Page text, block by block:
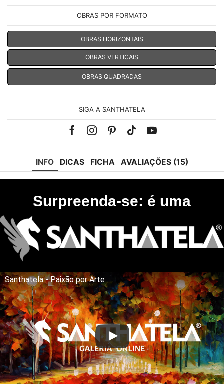
OBRAS POR FORMATO
OBRAS HORIZONTAIS
OBRAS VERTICAIS
OBRAS QUADRADAS
SIGA A SANTHATELA
Facebook
Instagram
Pinterest
Tik-Youtube
INFO DICAS FICHA AVALIAÇÕES (15)
Surpreenda-se: é uma
Santhatela - Paixão por Arte